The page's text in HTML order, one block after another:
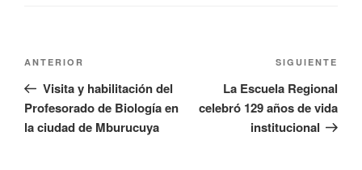
ANTERIOR
Visita y habilitación del
Profesorado de Biología en
la ciudad de Mburucuya
SIGUIENTE
La Escuela Regional
celebró 129 años de vida
institucional